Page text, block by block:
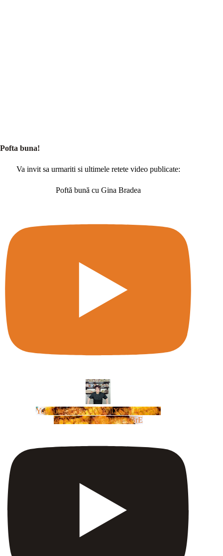
Pofta buna!
Va invit sa urmariti si ultimele retete video publicate:
Poftă bună cu Gina Bradea
YouTube Video UCm5llXSLY4CyCX-
zC8XosTw_huaQwN_rBrE